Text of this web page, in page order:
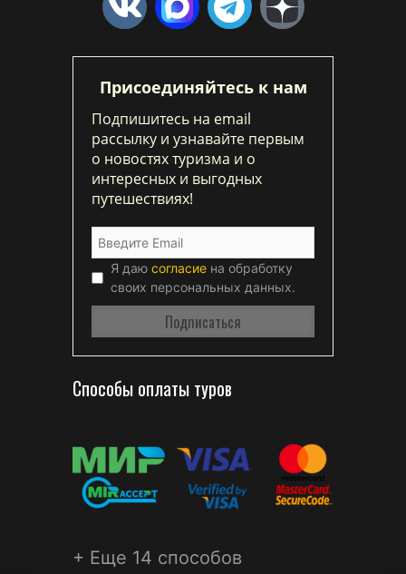
Присоединяйтесь к нам
Подпишитесь на email
рассылку и узнавайте первым
о новостях туризма и о
интересных и выгодных
путешествиях!
Я даю согласие на обработку
своих персональных данных.
Способы оплаты туров
+ Еще 14 способов